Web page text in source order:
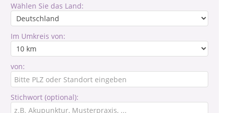
Wählen Sie das Land:
Im Umkreis von:
von:
Stichwort (optional):